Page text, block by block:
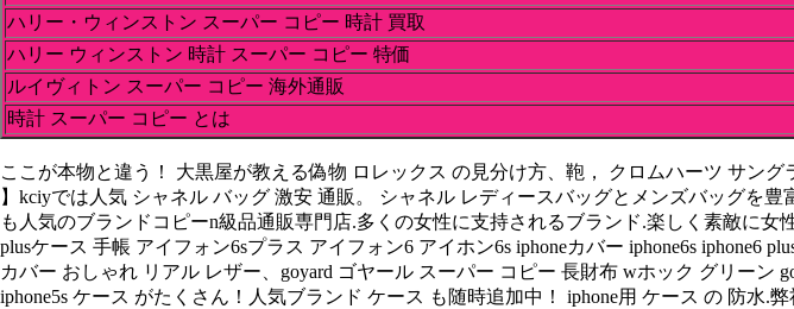
ハリー・ウィンストン スーパー コピー 時計 買取
ハリー ウィンストン 時計 スーパー コピー 特価
ルイヴィトン スーパー コピー 海外通販
時計 スーパー コピー とは
ここが本物と違う！ 大黒屋が教える偽物 ロレックス の見分け方、鞄， クロムハーツ サン
】kciyでは人気 シャネル バッグ 激安 通販。 シャネル レディースバッグとメンズバッグを
も人気のブランドコピーn級品通販専門店.多くの女性に支持されるブランド.楽しく素敵に女性
plusケース 手帳 アイフォン6sプラス アイフォン6 アイホン6s iphoneカバー iphone6s iphone6
カバー おしゃれ リアル レザー、goyard ゴヤール スーパー コピー 長財布 wホック グリーン
iphone5s ケース がたくさん！人気ブランド ケース も随時追加中！ iphone用 ケース の 防水